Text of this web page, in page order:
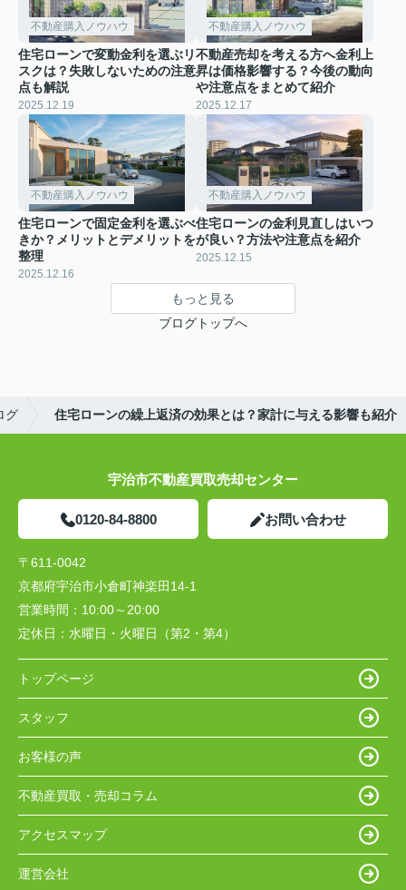
不動産購入ノウハウ
住宅ローンで変動金利を選ぶリ
スクは？失敗しないための注意
点も解説
2025.12.19
不動産購入ノウハウ
不動産売却を考える方へ金利上
昇は価格影響する？今後の動向
や注意点をまとめて紹介
2025.12.17
不動産購入ノウハウ
住宅ローンで固定金利を選ぶべ
きか？メリットとデメリットを
整理
2025.12.16
不動産購入ノウハウ
住宅ローンの金利見直しはいつ
が良い？方法や注意点を紹介
2025.12.15
もっと見る
ブログトップへ
グ 住宅ローンの繰上返済の効果とは？家計に与える影響も紹介
宇治市不動産買取売却センター
0120-84-8800 お問い合わせ
〒611-0042
京都府宇治市小倉町神楽田14-1
営業時間： 10:00～20:00
定休日： 水曜日・火曜日（第2・第4）
トップページ
スタッフ
お客様の声
不動産買取・売却コラム
アクセスマップ
運営会社